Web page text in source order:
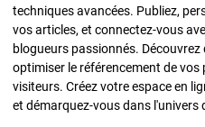
techniques avancées. Publiez,
vos articles, et connectez-vous
blogueurs passionnés.
optimiser le référencement de
visiteurs. Créez votre espace en
et démarquez-vous dans l'univers